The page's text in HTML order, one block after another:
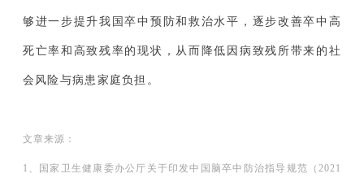
够进一步提升我国卒中预防和救治水平，逐步改善卒中高
死亡率和高致残率的现状，从而降低因病致残所带来的社
会风险与病患家庭负担。
文章来源：
1、国家卫生健康委办公厅关于印发中国脑卒中防治指导规范（2021